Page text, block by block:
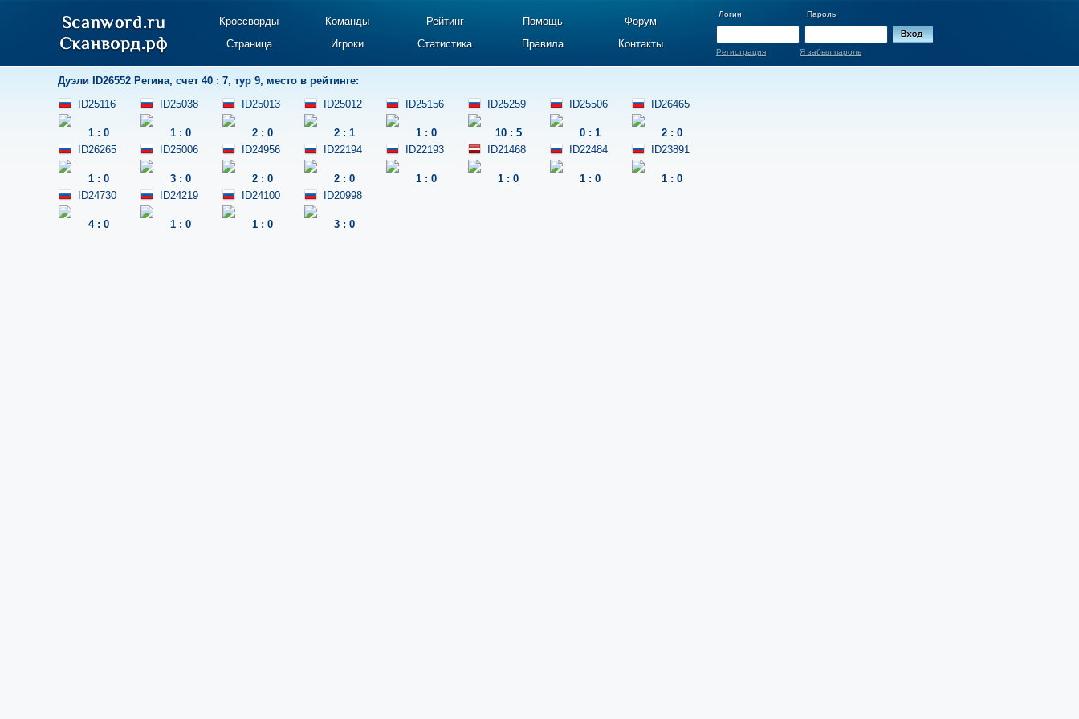
Кроссворды Команды Рейтинг Помощь
Форум
Страница
Игроки Статистика Правила Контакты
Логин Пароль
Регистрация Я забыл пароль
Дуэли ID26552 Регина, счет 40 : 7, тур 9, место в рейтинге:
ID25116
1 : 0
ID25038
1 : 0
ID25013
2 : 0
ID25012
2 : 1
ID25156
1 : 0
ID25259
10: 5
ID25506
0 : 1
ID26465
2 : 0
ID26265
1 : 0
ID25006
3 : 0
ID24956
2 : 0
ID22194
2 : 0
ID22193
1 : 0
ID21468
1 : 0
ID22484
1 : 0
ID23891
1 : 0
ID24730
4: 0
ID24219
1 : 0
ID24100
1 : 0
ID20998
3 : 0